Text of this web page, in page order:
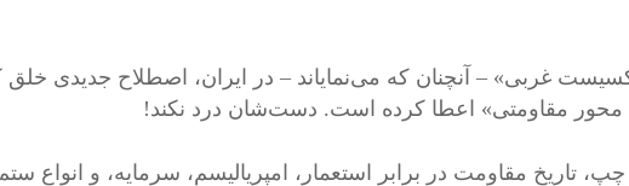
غربی» – آنچنان که می‌نمایاند – در ایران، اصطلاح جدیدی
مقاومتی» اعطا کرده است. دست‌شان درد نکند!
چپ، تاریخ مقاومت در برابر استعمار، امپریالیسم، سرمایه، و انواع